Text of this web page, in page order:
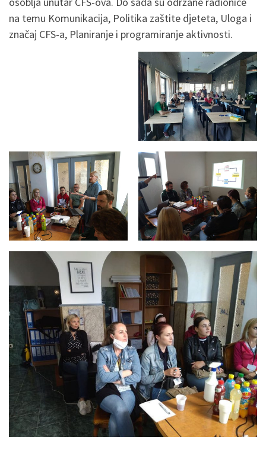
na temu Komunikacija, Politika zaštite djeteta, Uloga i
značaj CFS-a, Planiranje i programiranje aktivnosti.